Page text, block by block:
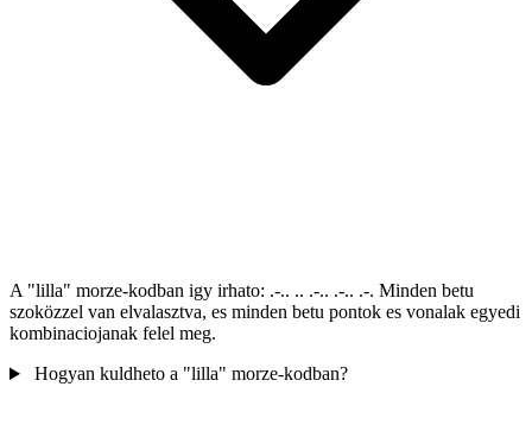
A "lilla" morze-kodban igy irhato: .-.. .. .-.. .-.. .-. Minden betu
szoközzel van elvalasztva, es minden betu pontok es vonalak egyedi
kombinaciojanak felel meg.
Hogyan kuldheto a "lilla" morze-kodban?